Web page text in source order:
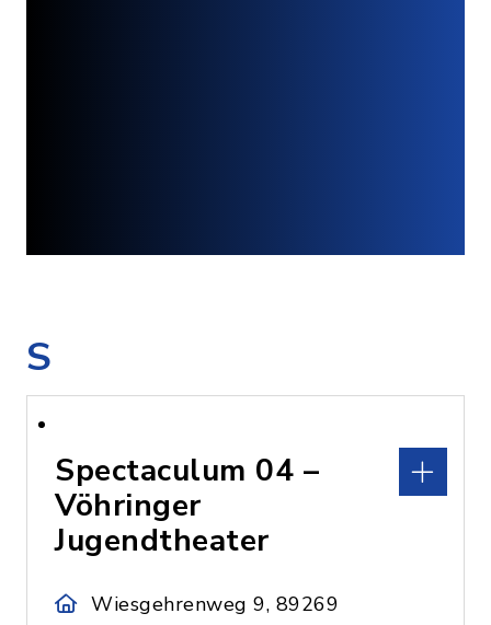
S
Spectaculum 04 –
Vöhringer
Jugendtheater
Wiesgehrenweg 9, 89269